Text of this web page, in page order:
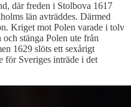
där freden i Stolbova 1617
län avträddes. Därmed
Kriget mot Polen varade i tolv
stänga Polen ute från
1629 slöts ett sexårigt
för Sveriges inträde i det